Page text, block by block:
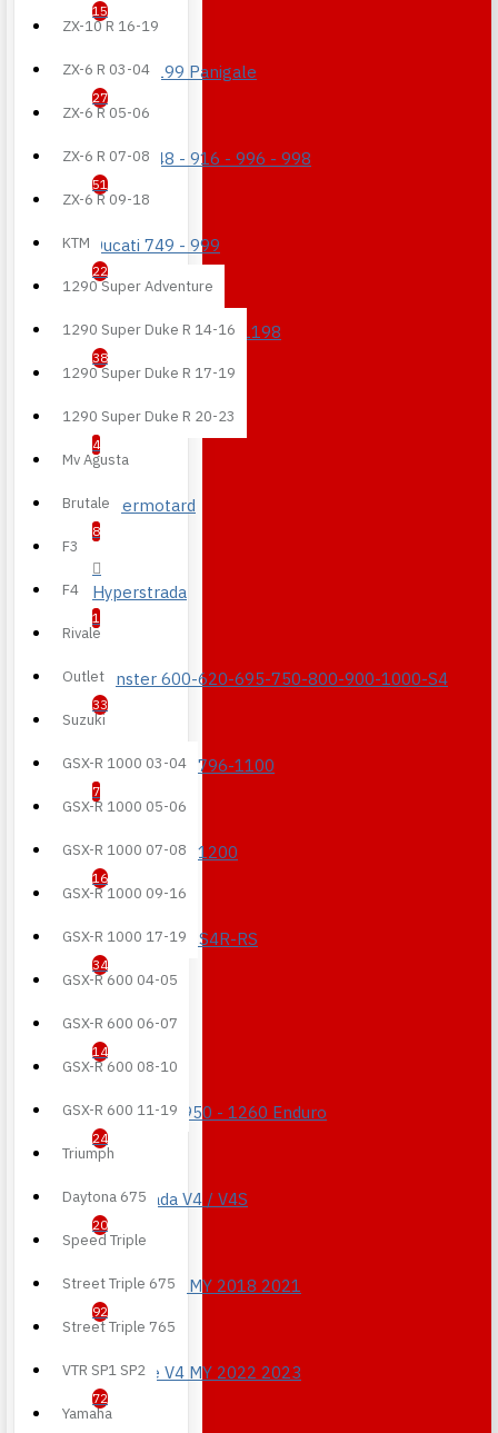
ZX-10 R 16-19
ZX-6 R 03-04
ZX-6 R 05-06
ZX-6 R 07-08
ZX-6 R 09-18
KTM
1290 Super Adventure
1290 Super Duke R 14-16
1290 Super Duke R 17-19
1290 Super Duke R 20-23
Mv Agusta
Brutale
F3
F4
Rivale
Outlet
Suzuki
GSX-R 1000 03-04
GSX-R 1000 05-06
GSX-R 1000 07-08
GSX-R 1000 09-16
GSX-R 1000 17-19
GSX-R 600 04-05
GSX-R 600 06-07
GSX-R 600 08-10
GSX-R 600 11-19
Triumph
Daytona 675
Speed Triple
Street Triple 675
Street Triple 765
VTR SP1 SP2
Yamaha
15
Ducati 1199 Panigale
27
Ducati 748 - 916 - 996 - 998
51
Ducati 749 - 999
22
Ducati 848 - 1098 -1198
38
Ducati 899 Panigale
4
Hypermotard
8
Hyperstrada
1
Monster 600-620-695-750-800-900-1000-S4
33
Monster 696-796-1100
7
Monster 821-1200
16
Monster S2R-S4R-RS
34
Multistrada
14
Multistrada 950 - 1260 Enduro
24
Multistrada V4 / V4S
20
Panigale V4 MY 2018 2021
92
Panigale V4 MY 2022 2023
72